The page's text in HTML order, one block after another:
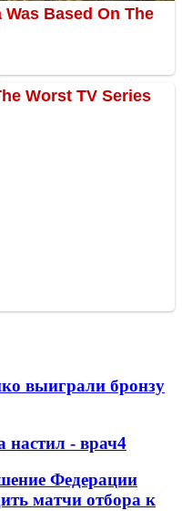
выиграли бронзу
настил - врач4
Федерации
матчи отбора к